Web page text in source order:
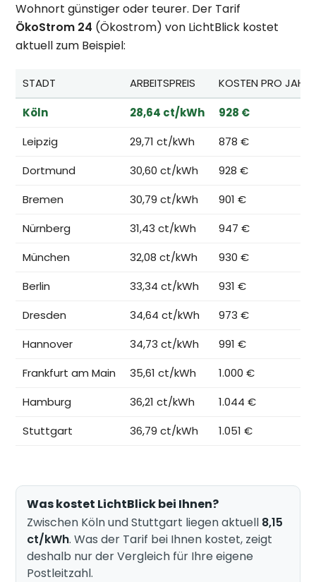
Wohnort günstiger oder teurer. Der Tarif
ÖkoStrom 24 (Ökostrom) von LichtBlick kostet
aktuell zum Beispiel:
STADT ARBEITSPREIS
KOSTEN PRO JAHR*
Köln
28,64 ct/kWh
928 €
Leipzig
29,71 ct/kWh
878 €
Dortmund
30,60 ct/kWh
928 €
Bremen
30,79 ct/kWh
901 €
Nürnberg
31,43 ct/kWh
947 €
München
32,08 ct/kWh
930 €
Berlin
33,34 ct/kWh
931 €
Dresden
34,64 ct/kWh
973 €
Hannover
34,73 ct/kWh
991 €
Frankfurt am Main
35,61 ct/kWh
1.000 €
Hamburg
36,21 ct/kWh
1.044 €
Stuttgart
36,79 ct/kWh 1.051 €
Was kostet LichtBlick bei Ihnen?
Zwischen Köln und Stuttgart liegen aktuell 8,15
ct/kWh. Was der Tarif bei Ihnen kostet, zeigt
deshalb nur der Vergleich für Ihre eigene
Postleitzahl.